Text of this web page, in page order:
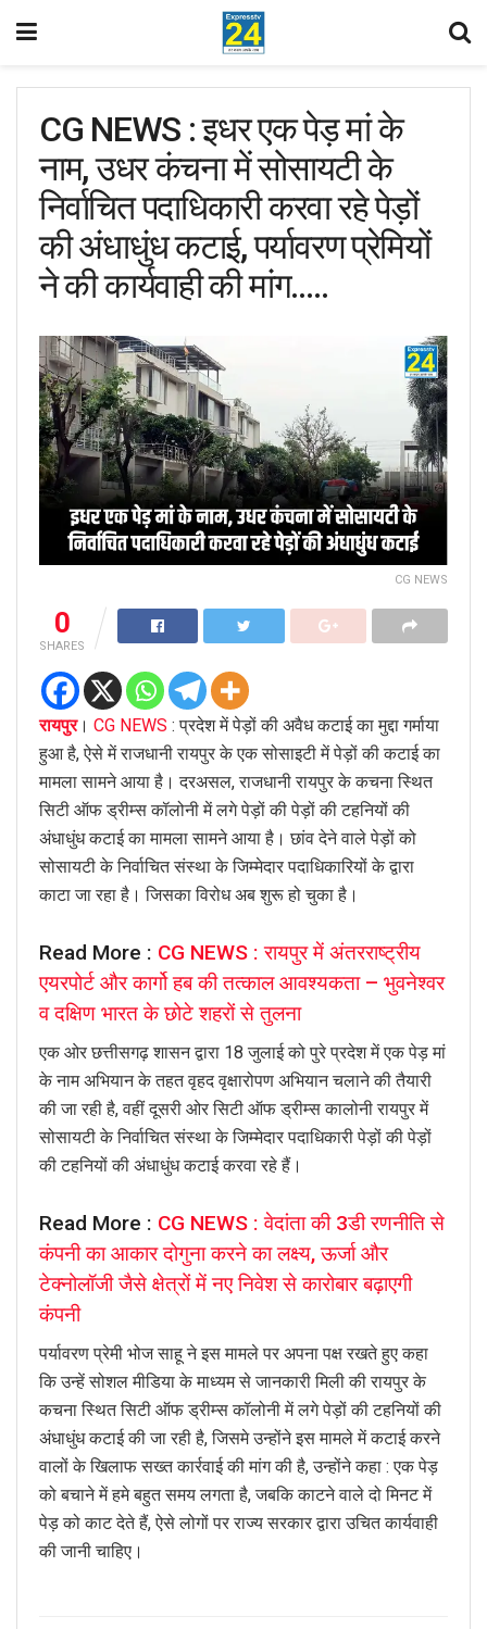
CG NEWS : इधर एक पेड़ मां के
नाम, उधर कंचना में सोसायटी के
निर्वाचित पदाधिकारी करवा रहे पेड़ों
की अंधाधुंध कटाई, पर्यावरण प्रेमियों
ने की कार्यवाही की मांग…..
CG NEWS
0
SHARES
रायपुर। CG NEWS : प्रदेश में पेड़ों की अवैध कटाई का मुद्दा गर्माया
हुआ है, ऐसे में राजधानी रायपुर के एक सोसाइटी में पेड़ों की कटाई का
मामला सामने आया है। दरअसल, राजधानी रायपुर के कचना स्थित
सिटी ऑफ ड्रीम्स कॉलोनी में लगे पेड़ों की पेड़ों की टहनियों की
अंधाधुंध कटाई का मामला सामने आया है। छांव देने वाले पेड़ों को
सोसायटी के निर्वाचित संस्था के जिम्मेदार पदाधिकारियों के द्वारा
काटा जा रहा है। जिसका विरोध अब शुरू हो चुका है।
Read More : CG NEWS : रायपुर में अंतरराष्ट्रीय
एयरपोर्ट और कार्गो हब की तत्काल आवश्यकता – भुवनेश्वर
व दक्षिण भारत के छोटे शहरों से तुलना
एक ओर छत्तीसगढ़ शासन द्वारा 18 जुलाई को पुरे प्रदेश में एक पेड़ मां
के नाम अभियान के तहत वृहद वृक्षारोपण अभियान चलाने की तैयारी
की जा रही है, वहीं दूसरी ओर सिटी ऑफ ड्रीम्स कालोनी रायपुर में
सोसायटी के निर्वाचित संस्था के जिम्मेदार पदाधिकारी पेड़ों की पेड़ों
की टहनियों की अंधाधुंध कटाई करवा रहे हैं।
Read More : CG NEWS : वेदांता की 3डी रणनीति से
कंपनी का आकार दोगुना करने का लक्ष्य, ऊर्जा और
टेक्नोलॉजी जैसे क्षेत्रों में नए निवेश से कारोबार बढ़ाएगी
कंपनी
पर्यावरण प्रेमी भोज साहू ने इस मामले पर अपना पक्ष रखते हुए कहा
कि उन्हें सोशल मीडिया के माध्यम से जानकारी मिली की रायपुर के
कचना स्थित सिटी ऑफ ड्रीम्स कॉलोनी में लगे पेड़ों की टहनियों की
अंधाधुंध कटाई की जा रही है, जिसमे उन्होंने इस मामले में कटाई करने
वालों के खिलाफ सख्त कार्रवाई की मांग की है, उन्होंने कहा : एक पेड़
को बचाने में हमे बहुत समय लगता है, जबकि काटने वाले दो मिनट में
पेड़ को काट देते हैं, ऐसे लोगों पर राज्य सरकार द्वारा उचित कार्यवाही
की जानी चाहिए।